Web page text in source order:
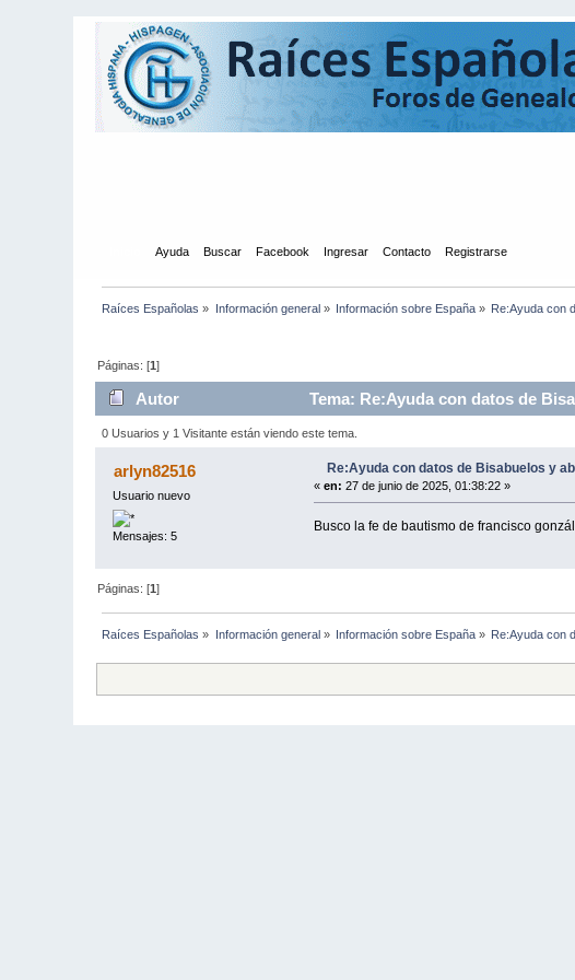
Ayuda Buscar Facebook Ingresar Contacto Registrarse
Raíces Españolas » Información general» Información sobre España » Re:Ayuda con
Páginas: [1]
Autor Tema: Re:Ayuda con datos de
0 Usuarios y 1 Visitante están viendo este tema.
arlyn82516
Usuario nuevo
Mensajes: 5
Re:Ayuda con datos de Bisabuelos y
« en: 27 de junio de 2025, 01:38:22 »
Busco la fe de bautismo de francisco
Páginas: [1]
Raíces Españolas » Información general » Información sobre España » Re:Ayuda con